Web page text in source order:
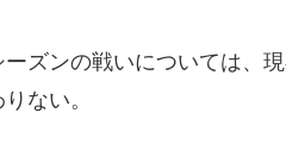
ズンの戦いについては、
ない。